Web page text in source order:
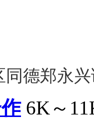
同德郑永
6K～